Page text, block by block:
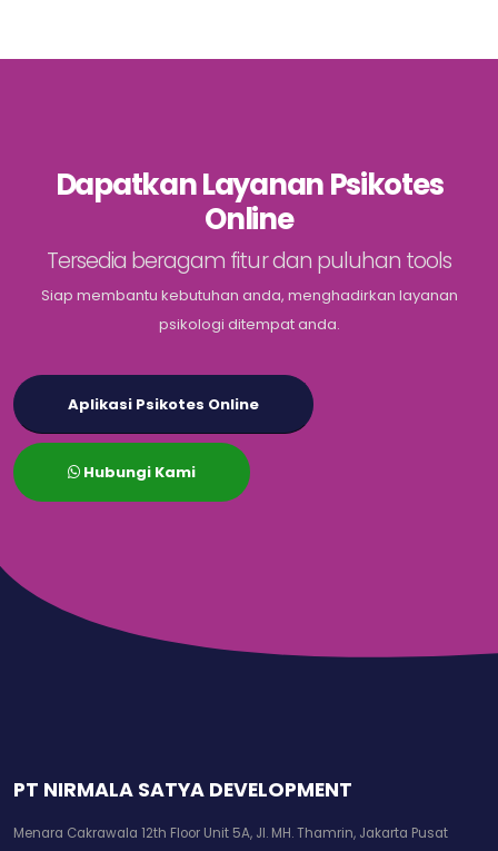
Dapatkan Layanan Psikotes
Online
Tersedia beragam fitur dan puluhan tools
Siap membantu kebutuhan anda, menghadirkan layanan
psikologi ditempat anda.
Aplikasi Psikotes Online
Hubungi Kami
PT NIRMALA SATYA DEVELOPMENT
Menara Cakrawala 12th Floor Unit 5A, Jl. MH. Thamrin, Jakarta Pusat